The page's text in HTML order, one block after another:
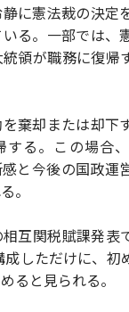
に憲法裁の決定
る。一部では、
領が職務に復帰
棄却または却下
する。この場合
と今後の国政運
。
互関税賦課発表
しただけに、初
ると見られる。